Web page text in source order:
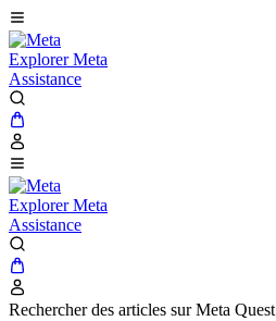
Explorer Meta
Assistance
Explorer Meta
Assistance
Rechercher des articles sur Meta Quest